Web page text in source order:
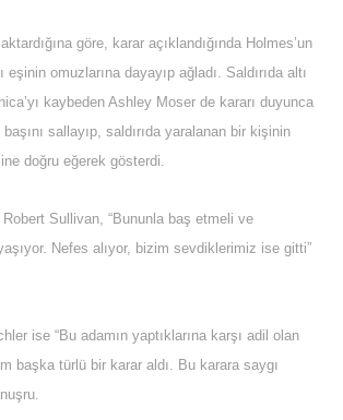
göre, karar açıklandığında Holmes’un
eşinin omuzlarına dayayıp ağladı. Saldırıda altı
kaybeden Ashley Moser de kararı duyunca
sallayıp, saldırıda yaralanan bir kişinin
doğru eğerek gösterdi.
Robert Sullivan, “Bununla baş etmeli ve
Nefes alıyor, bizim sevdiklerimiz ise gitti”
ise “Bu adamın yaptıklarına karşı adil olan
başka türlü bir karar aldı. Bu karara saygı